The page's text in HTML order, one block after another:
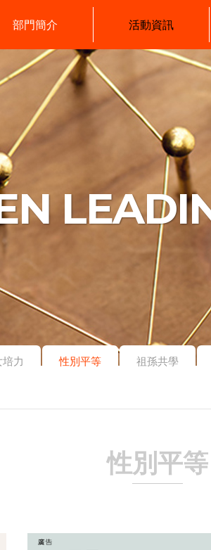
部門簡介 活動資訊
力 性別平等 祖孫共學
性別平等